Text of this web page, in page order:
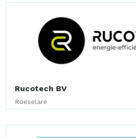
Rucotech BV
Roeselare